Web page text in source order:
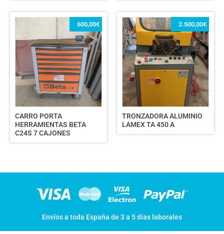
CARRO PORTA
HERRAMIENTAS BETA
C24S 7 CAJONES
600,00€
TRONZADORA ALUMINIO
LAMEX TA 450 A
2.500,00€
Envíos a toda España de 3 a 5 días laborales